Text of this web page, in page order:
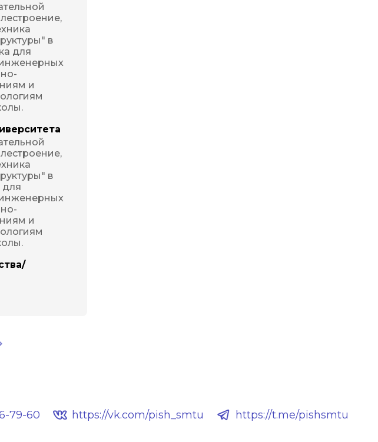
в
для
и
в
для
и
79-60 https://vk.com/pish_smtu https://t.me/pishsmtu